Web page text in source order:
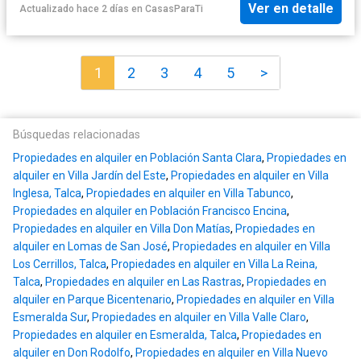
Actualizado hace 2 días en CasasParaTi Ver en detalle
1 2 3 4 5 >
Búsquedas relacionadas
Propiedades en alquiler en Población Santa Clara, Propiedades en
alquiler en Villa Jardín del Este, Propiedades en alquiler en Villa
Inglesa, Talca, Propiedades en alquiler en Villa Tabunco,
Propiedades en alquiler en Población Francisco Encina,
Propiedades en alquiler en Villa Don Matías, Propiedades en
alquiler en Lomas de San José, Propiedades en alquiler en Villa
Los Cerrillos, Talca, Propiedades en alquiler en Villa La Reina,
Talca, Propiedades en alquiler en Las Rastras, Propiedades en
alquiler en Parque Bicentenario, Propiedades en alquiler en Villa
Esmeralda Sur, Propiedades en alquiler en Villa Valle Claro,
Propiedades en alquiler en Esmeralda, Talca, Propiedades en
alquiler en Don Rodolfo, Propiedades en alquiler en Villa Nuevo